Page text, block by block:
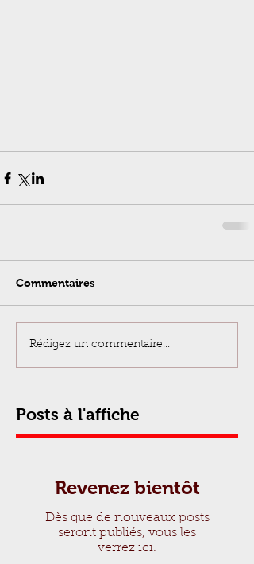
Commentaires
Rédigez un commentaire...
Posts à l'affiche
Revenez bientôt
Dès que de nouveaux posts
seront publiés, vous les
verrez ici.